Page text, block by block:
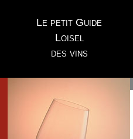
Le petit Guide
Loisel
des vins